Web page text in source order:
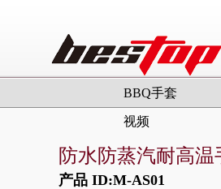
BBQ手套
视频
防水防蒸汽耐高温
产品 ID:M-AS01